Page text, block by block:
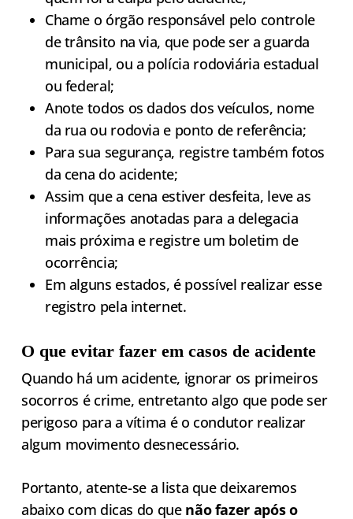
Chame o órgão responsável pelo controle
de trânsito na via, que pode ser a guarda
municipal, ou a polícia rodoviária estadual
ou federal;
Anote todos os dados dos veículos, nome
da rua ou rodovia e ponto de referência;
Para sua segurança, registre também fotos
da cena do acidente;
Assim que a cena estiver desfeita, leve as
informações anotadas para a delegacia
mais próxima e registre um boletim de
ocorrência;
Em alguns estados, é possível realizar esse
registro pela internet.
O que evitar fazer em casos de acidente
Quando há um acidente, ignorar os primeiros
socorros é crime, entretanto algo que pode ser
perigoso para a vítima é o condutor realizar
algum movimento desnecessário.
Portanto, atente-se a lista que deixaremos
abaixo com dicas do que não fazer após o